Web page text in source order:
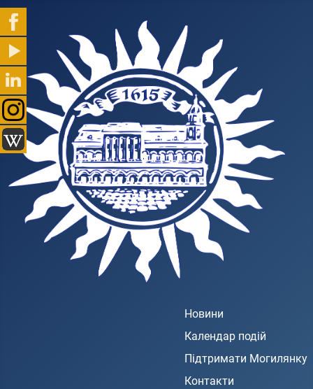
Новини
Календар подій
Підтримати Могилянку
Контакти